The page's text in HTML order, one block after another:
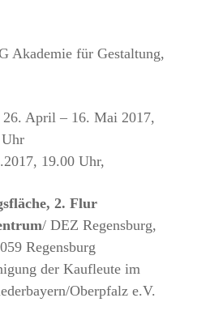
Akademie für Gestaltung,
26. April – 16. Mai 2017,
19.00 Uhr,
2. Flur
/ DEZ Regensburg,
Regensburg
der Kaufleute im
Oberpfalz e.V.